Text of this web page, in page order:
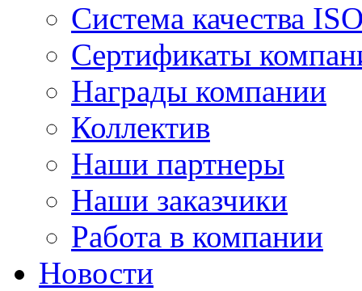
Система качества
Сертификаты
Награды компании
Коллектив
Наши партнеры
Наши заказчики
Работа в компании
Новости